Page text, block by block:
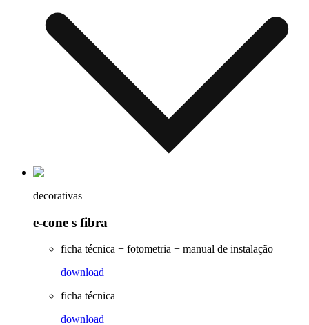
decorativas
e-cone s fibra
ficha técnica + fotometria + manual de instalação
download
ficha técnica
download